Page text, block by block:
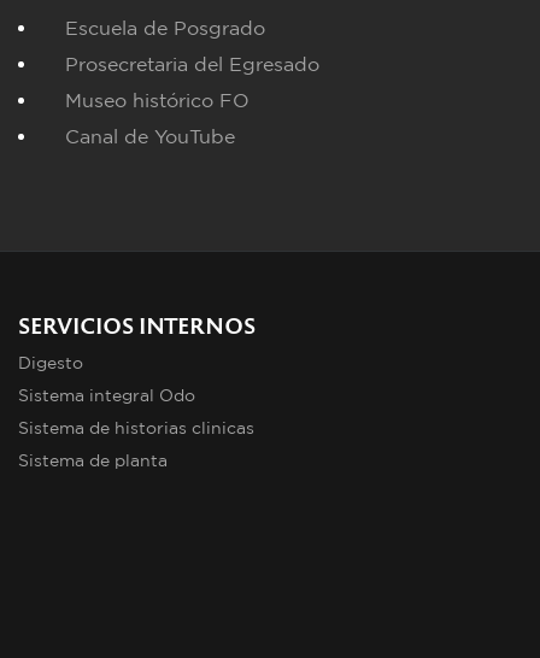
Escuela de Posgrado
Prosecretaria del Egresado
Museo histórico FO
Canal de YouTube
SERVICIOS INTERNOS
Digesto
Sistema integral Odo
Sistema de historias clinicas
Sistema de planta